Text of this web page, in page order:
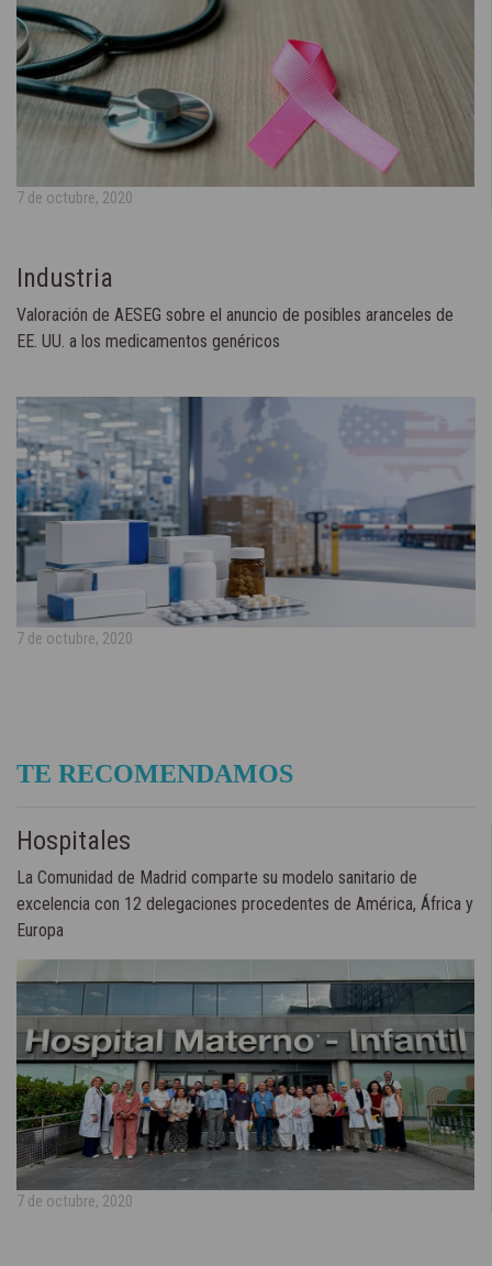
7 de octubre, 2020
Industria
Valoración de AESEG sobre el anuncio de posibles aranceles de
EE. UU. a los medicamentos genéricos
7 de octubre, 2020
TE RECOMENDAMOS
Hospitales
La Comunidad de Madrid comparte su modelo sanitario de
excelencia con 12 delegaciones procedentes de América, África y
Europa
7 de octubre, 2020